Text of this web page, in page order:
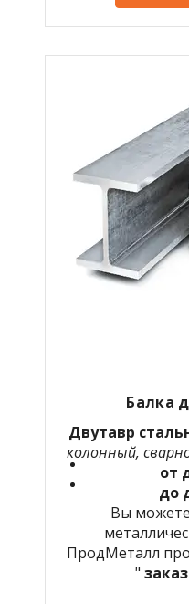
Балка
Двутавр
колонный,
от
до
Вы можете
ПродМеталл
"